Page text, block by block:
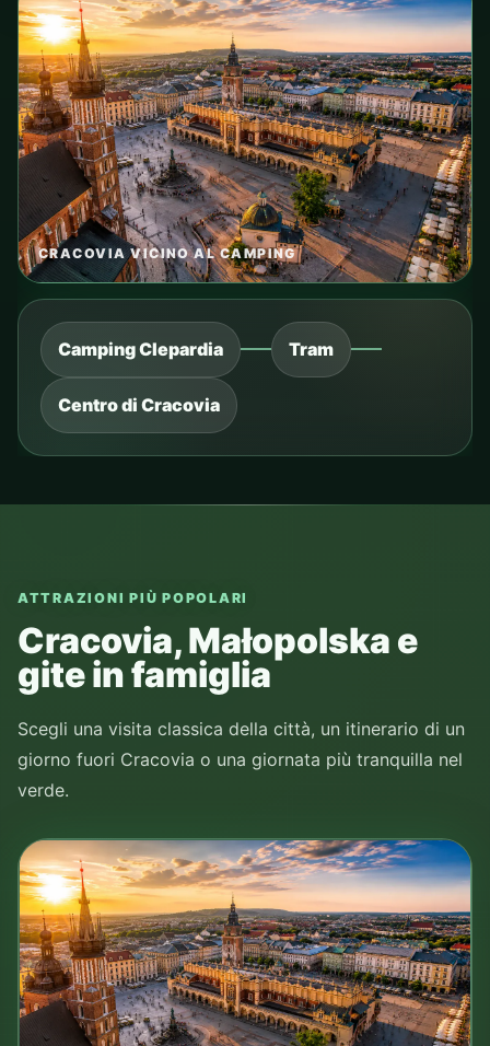
CRACOVIA VICINO AL CAMPING
Camping Clepardia Tram
Centro di Cracovia
ATTRAZIONI PIÙ POPOLARI
Cracovia, Małopolska e
gite in famiglia
Scegli una visita classica della città, un itinerario di un
giorno fuori Cracovia o una giornata più tranquilla nel
verde.